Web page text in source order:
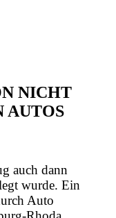
NICHT
AUTOS
auch dann
wurde. Ein
Auto